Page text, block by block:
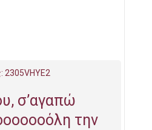
2305VHYE2
σ’αγαπώ
την